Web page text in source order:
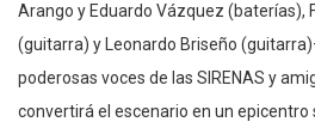
Arango y Eduardo Vázquez (baterías),
(guitarra) y Leonardo Briseño
poderosas voces de las SIRENAS y
convertirá el escenario en un